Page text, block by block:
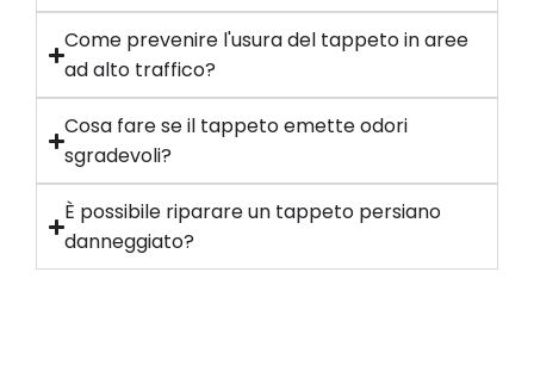
Come prevenire l'usura del tappeto in aree
ad alto traffico?
Cosa fare se il tappeto emette odori
sgradevoli?
È possibile riparare un tappeto persiano
danneggiato?